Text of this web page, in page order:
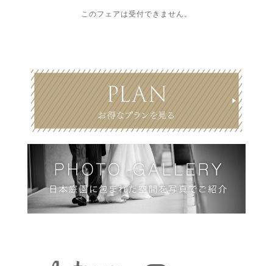
このフェアは受付できません。